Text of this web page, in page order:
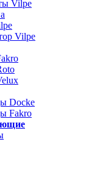
Vilpe
Vilpe
Docke
Fakro